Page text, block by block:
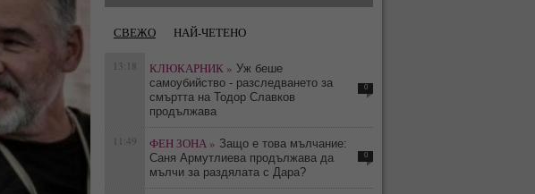
СВЕЖО НАЙ-ЧЕТЕНО
13:18 КЛЮКАРНИК » Уж беше
самоубийство - разследването за
смъртта на Тодор Славков
продължава
0
11:49 ФЕН ЗОНА » Защо е това мълчание:
Саня Армутлиева продължава да
мълчи за раздялата с Дара?
0